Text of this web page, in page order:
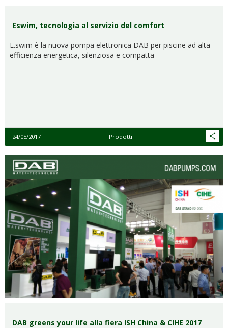
Eswim, tecnologia al servizio del comfort
E.swim è la nuova pompa elettronica DAB per piscine ad alta
efficienza energetica, silenziosa e compatta
24/05/2017 Prodotti
DAB greens your life alla fiera ISH China & CIHE 2017